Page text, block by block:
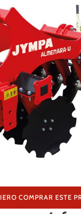
COMPRAR ESTE